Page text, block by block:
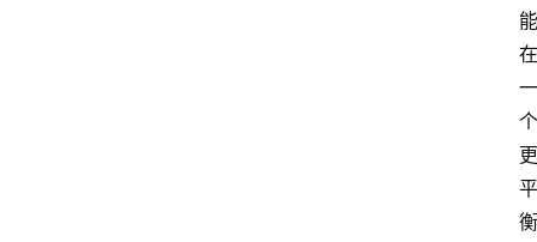
能
在
一
个
更
平
衡